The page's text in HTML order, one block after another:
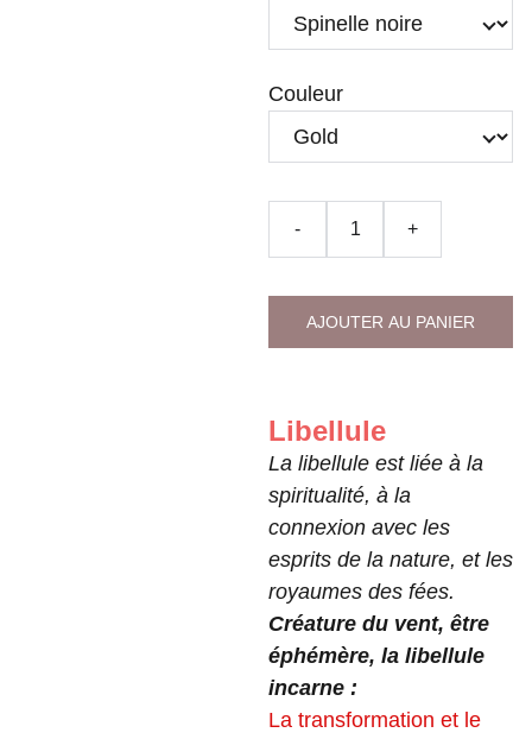
Couleur
- +
AJOUTER AU PANIER
Libellule
La libellule est liée à la
spiritualité, à la
connexion avec les
esprits de la nature, et les
royaumes des fées.
Créature du vent, être
éphémère, la libellule
incarne :
La transformation et le